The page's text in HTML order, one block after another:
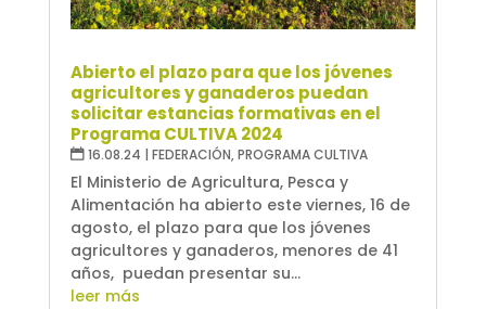
Abierto el plazo para que los jóvenes
agricultores y ganaderos puedan
solicitar estancias formativas en el
Programa CULTIVA 2024
16.08.24 | FEDERACIÓN,PROGRAMA CULTIVA
El Ministerio de Agricultura, Pesca y
Alimentación ha abierto este viernes, 16 de
agosto, el plazo para que los jóvenes
agricultores y ganaderos, menores de 41
años, puedan presentar su...
leer más